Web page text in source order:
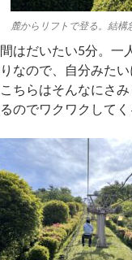
麓からリフトで登る。結構
はだいたい5分。一
なので、自分みた
ちらはそんなにさ
のでワクワクしてく